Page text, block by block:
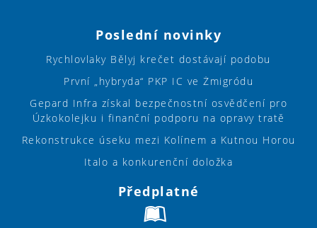
Poslední novinky
Rychlovlaky Bělyj krečet dostávají podobu
První „hybryda“ PKP IC ve Żmigródu
Gepard Infra získal bezpečnostní osvědčení pro
Úzkokolejku i finanční podporu na opravy tratě
Rekonstrukce úseku mezi Kolínem a Kutnou Horou
Italo a konkurenční doložka
Předplatné